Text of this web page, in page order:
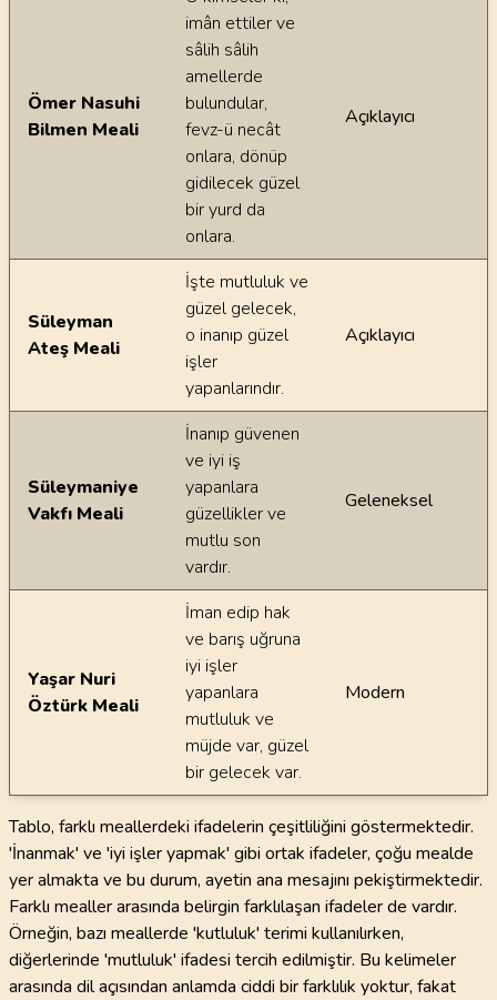
Ömer Nasuhi
Bilmen Meali
imân ettiler ve
sâlih sâlih
amellerde
bulundular,
fevz-ü necât
onlara, dönüp
gidilecek güzel
bir yurd da
onlara.
Açıklayıcı
Süleyman
Ateş Meali
İşte mutluluk ve
güzel gelecek,
o inanıp güzel
işler
yapanlarındır.
Açıklayıcı
Süleymaniye
Vakfı Meali
İnanıp güvenen
ve iyi iş
yapanlara
güzellikler ve
mutlu son
vardır.
Geleneksel
Yaşar Nuri
Öztürk Meali
İman edip hak
ve barış uğruna
iyi işler
yapanlara
mutluluk ve
müjde var, güzel
bir gelecek var.
Modern
Tablo, farklı meallerdeki ifadelerin çeşitliliğini göstermektedir.
'İnanmak' ve 'iyi işler yapmak' gibi ortak ifadeler, çoğu mealde
yer almakta ve bu durum, ayetin ana mesajını pekiştirmektedir.
Farklı mealler arasında belirgin farklılaşan ifadeler de vardır.
Örneğin, bazı meallerde 'kutluluk' terimi kullanılırken,
diğerlerinde 'mutluluk' ifadesi tercih edilmiştir. Bu kelimeler
arasında dil açısından anlamda ciddi bir farklılık yoktur, fakat